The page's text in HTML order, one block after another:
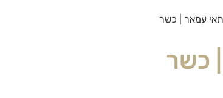
עמאר | כשר
| כשר